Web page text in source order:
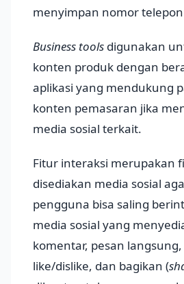
menyimpan nomor
Business tools digunakan
konten produk dengan
aplikasi yang mendukung
konten pemasaran jika
media sosial terkait.
Fitur interaksi merupakan
disediakan media sosial
pengguna bisa saling
media sosial yang
komentar, pesan
like/dislike, dan bagikan (